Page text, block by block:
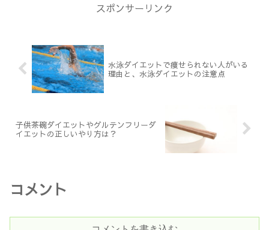
スポンサーリンク
水泳ダイエットで痩せられない人がいる
理由と、水泳ダイエットの注意点
子供茶碗ダイエットやグルテンフリーダ
イエットの正しいやり方は？
コメント